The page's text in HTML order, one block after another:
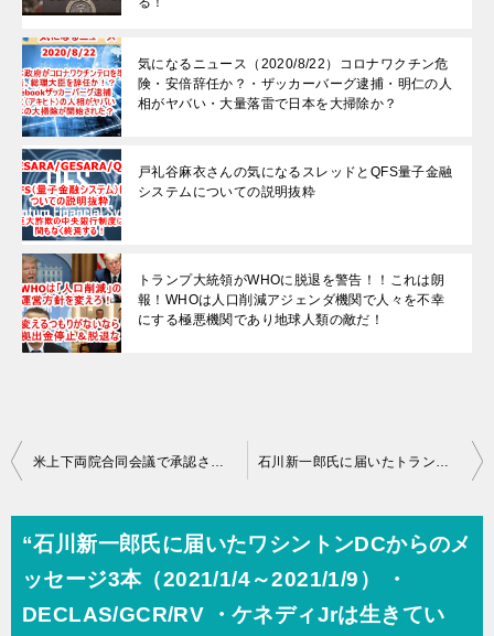
気になるニュース（2020/8/22）コロナワクチン危
険・安倍辞任か？・ザッカーバーグ逮捕・明仁の人
相がヤバい・大量落雷で日本を大掃除か？
戸礼谷麻衣さんの気になるスレッドとQFS量子金融
システムについての説明抜粋
トランプ大統領がWHOに脱退を警告！！これは朗
報！WHOは人口削減アジェンダ機関で人々を不幸
にする極悪機関であり地球人類の敵だ！
投
“石川新一郎氏に届いたワシントンDCからのメ
ッセージ3本（2021/1/4～2021/1/9） ・
DECLAS/GCR/RV ・ケネディJrは生きてい